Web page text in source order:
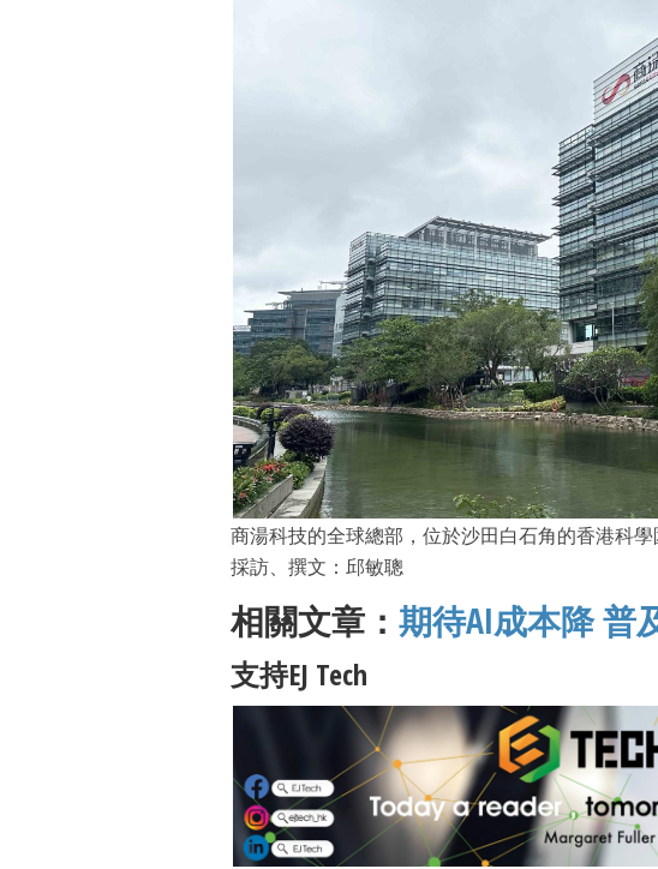
商湯科技的全球總部，位於沙田白石角的香港科學
採訪、撰文：邱敏聰
相關文章： 期待AI成本降 普
支持EJ Tech